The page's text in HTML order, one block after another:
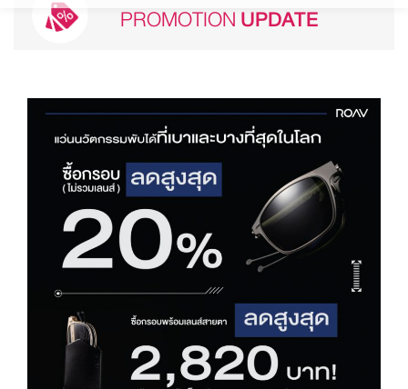
PROMOTIONUPDATE